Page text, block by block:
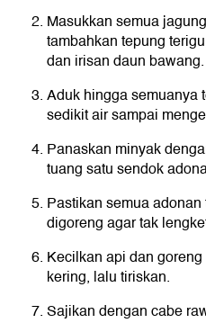
Masukkan semua
tambahkan tepung
dan irisan daun bawang.
Aduk hingga semuanya
sedikit air sampai
Panaskan minyak
tuang satu sendok
Pastikan semua
digoreng agar tak
Kecilkan api dan
kering, lalu tiriskan.
Sajikan dengan cabe